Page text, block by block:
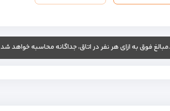
.مبالغ فوق به ازای هر نفر در اتاق، جداگانه محاسبه خواهد شد